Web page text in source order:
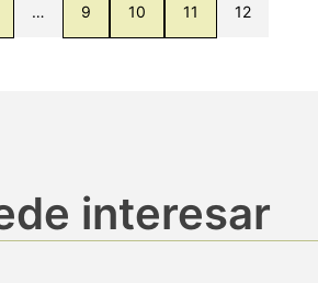
… 9 10 11 12
interesar